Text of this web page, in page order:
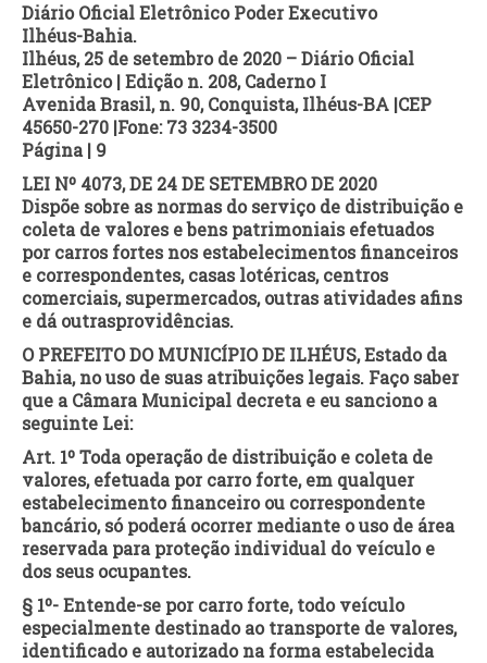
Diário Oficial Eletrônico Poder Executivo
Ilhéus-Bahia.
Ilhéus, 25 de setembro de 2020 – Diário Oficial
Eletrônico | Edição n. 208, Caderno I
Avenida Brasil, n. 90, Conquista, Ilhéus-BA |CEP
45650-270 |Fone: 73 3234-3500
Página | 9
LEI Nº 4073, DE 24 DE SETEMBRO DE 2020
Dispõe sobre as normas do serviço de distribuição e
coleta de valores e bens patrimoniais efetuados
por carros fortes nos estabelecimentos financeiros
e correspondentes, casas lotéricas, centros
comerciais, supermercados, outras atividades afins
e dá outrasprovidências.
O PREFEITO DO MUNICÍPIO DE ILHÉUS, Estado da
Bahia, no uso de suas atribuições legais. Faço saber
que a Câmara Municipal decreta e eu sanciono a
seguinte Lei:
Art. 1º Toda operação de distribuição e coleta de
valores, efetuada por carro forte, em qualquer
estabelecimento financeiro ou correspondente
bancário, só poderá ocorrer mediante o uso de área
reservada para proteção individual do veículo e
dos seus ocupantes.
§ 1º- Entende-se por carro forte, todo veículo
especialmente destinado ao transporte de valores,
identificado e autorizado na forma estabelecida